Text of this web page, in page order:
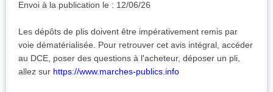
Envoi à la publication le : 12/06/26
Les dépôts de plis doivent être impérativement remis par
voie dématérialisée. Pour retrouver cet avis intégral, accéder
au DCE, poser des questions à l'acheteur, déposer un pli,
allez sur https://www.marches-publics.info